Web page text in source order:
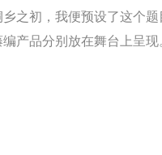
之初，我便预设了这个
产品分别放在舞台上呈